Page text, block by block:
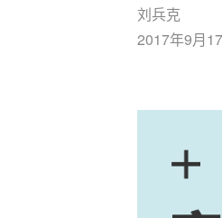
刘兵克
2017年9月